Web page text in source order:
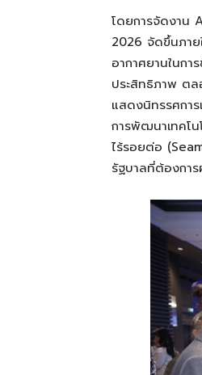
โดยการจัดงาน
2026 จัดขึ้นภา
อากาศยานในก
ประสิทธิภาพ ตล
แสดงนิทรรศกา
การพัฒนาเทคโ
ไร้รอยต่อ
รัฐบาลที่ต้องการ